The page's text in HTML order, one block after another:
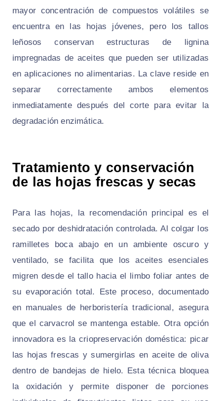
mayor concentración de compuestos volátiles se
encuentra en las hojas jóvenes, pero los tallos
leñosos conservan estructuras de lignina
impregnadas de aceites que pueden ser utilizadas
en aplicaciones no alimentarias. La clave reside en
separar correctamente ambos elementos
inmediatamente después del corte para evitar la
degradación enzimática.
Tratamiento y conservación
de las hojas frescas y secas
Para las hojas, la recomendación principal es el
secado por deshidratación controlada. Al colgar los
ramilletes boca abajo en un ambiente oscuro y
ventilado, se facilita que los aceites esenciales
migren desde el tallo hacia el limbo foliar antes de
su evaporación total. Este proceso, documentado
en manuales de herboristería tradicional, asegura
que el carvacrol se mantenga estable. Otra opción
innovadora es la criopreservación doméstica: picar
las hojas frescas y sumergirlas en aceite de oliva
dentro de bandejas de hielo. Esta técnica bloquea
la oxidación y permite disponer de porciones